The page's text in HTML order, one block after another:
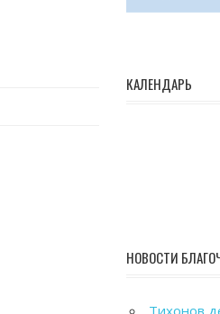
КАЛЕНДАРЬ
НОВОСТИ
Тихонов